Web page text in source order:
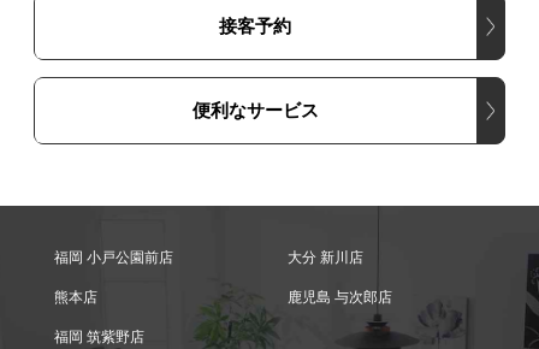
接客予約
便利なサービス
福岡 小戸公園前店 大分 新川店
熊本店 鹿児島 与次郎店
福岡 筑紫野店